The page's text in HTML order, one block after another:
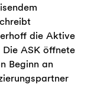
die Aktive
ASK öffnete
Beginn an